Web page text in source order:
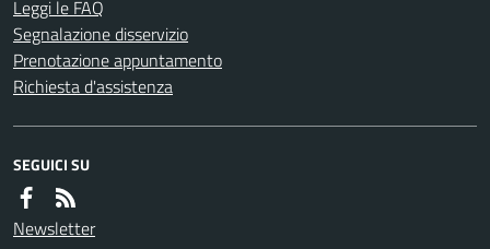
Leggi le FAQ
Segnalazione disservizio
Prenotazione appuntamento
Richiesta d'assistenza
SEGUICI SU
Newsletter